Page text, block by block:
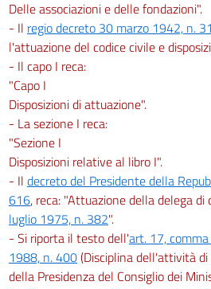
Delle associazioni e delle fondazioni".
- Il regio decreto 30 marzo 1942, n.
l'attuazione del codice civile e
- Il capo I reca:
"Capo I
Disposizioni di attuazione".
- La sezione I reca:
"Sezione I
Disposizioni relative al libro I".
- Il decreto del Presidente della
616, reca: "Attuazione della delega di
luglio 1975, n. 382".
- Si riporta il testo dell'art. 17,
1988, n. 400(Disciplina dell'attività
della Presidenza del Consiglio dei